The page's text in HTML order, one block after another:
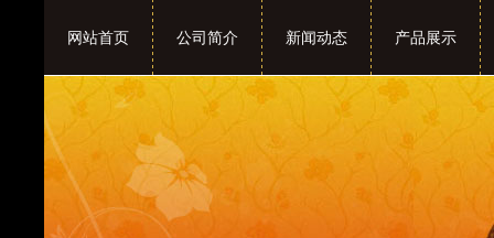
网站首页 公司简介 新闻动态 产品展示